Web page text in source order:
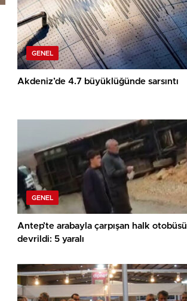
GENEL
Akdeniz’de 4.7 büyüklüğünde sarsıntı
GENEL
Antep’te arabayla çarpışan halk otobüsü
devrildi: 5 yaralı